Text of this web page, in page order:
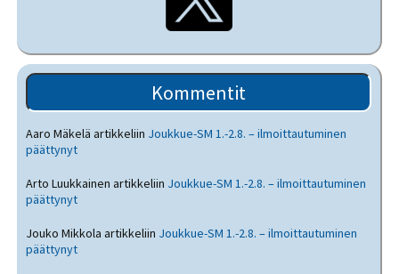
Kommentit
Aaro Mäkelä artikkeliin Joukkue-SM 1.-2.8. – ilmoittautuminen
päättynyt
Arto Luukkainen artikkeliin Joukkue-SM 1.-2.8. – ilmoittautuminen
päättynyt
Jouko Mikkola artikkeliin Joukkue-SM 1.-2.8. – ilmoittautuminen
päättynyt